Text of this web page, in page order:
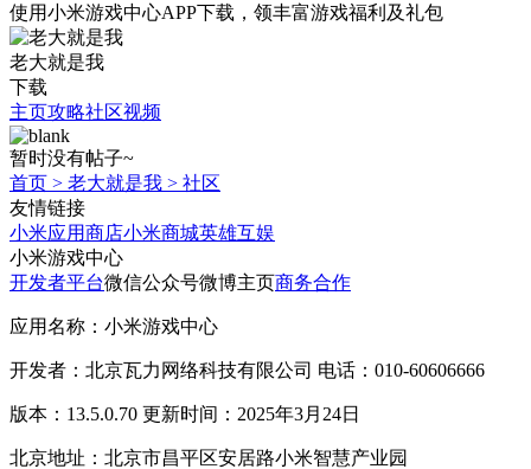
使用小米游戏中心APP下载 ，领丰富游戏福利 及礼包
老大就是我
下载
主页攻略社区视频
暂时没有帖子~
首页 > 老大就是我 > 社区
友情链接
小米应用商店小米商城英雄互娱
小米游戏中心
开发者平台微信公众号微博主页商务合作
应用名称：小米游戏中心
开发者：北京瓦力网络科技有限公司 电话：010-60606666
版本：13.5.0.70 更新时间：2025年3月24日
北京地址：北京市昌平区安居路小米智慧产业园